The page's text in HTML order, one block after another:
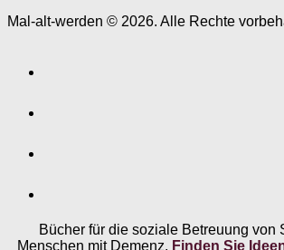
Mal-alt-werden © 2026. Alle Rechte
Bücher für die soziale Betreuung von
Menschen mit Demenz. Finden Sie